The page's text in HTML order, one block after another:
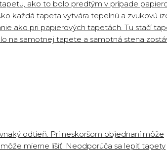
ako to bolo predtým v prípade
každá tapeta vytvára tepelnú a zvukovú
ako pri papierových tapetách. Tu stačí
na samotnej tapete a samotná stena
odtieň. Pri neskoršom objednaní môže
mierne líšiť. Neodporúča sa lepiť tapety